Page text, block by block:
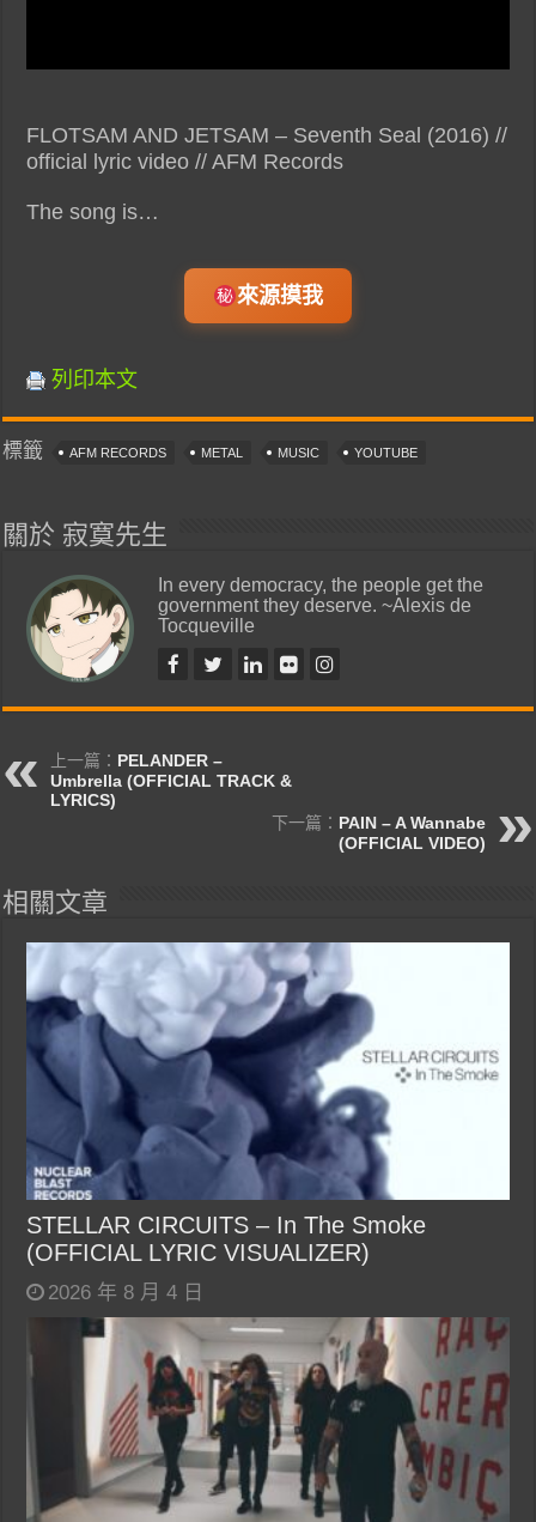
FLOTSAM AND JETSAM – Seventh Seal (2016) //
official lyric video // AFM Records
The song is…
來源摸我
列印本文
標籤 AFM RECORDS METAL MUSIC YOUTUBE
關於 寂寞先生
In every democracy, the people get the
government they deserve. ~Alexis de
Tocqueville
上一篇： PELANDER –
Umbrella (OFFICIAL TRACK &
LYRICS)
下一篇： PAIN – A Wannabe
(OFFICIAL VIDEO)
相關文章
STELLAR CIRCUITS – In The Smoke
(OFFICIAL LYRIC VISUALIZER)
2026 年 8 月 4 日